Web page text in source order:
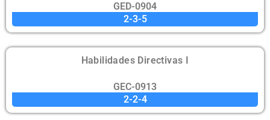
GED-0904
2-3-5
Habilidades Directivas I
GEC-0913
2-2-4